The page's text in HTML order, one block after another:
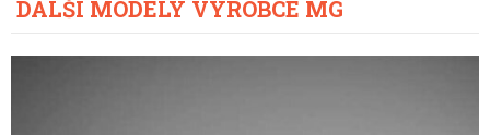
DALŠÍ MODELY VÝROBCE MG